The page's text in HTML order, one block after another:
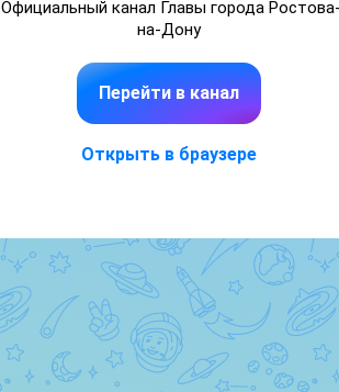
Официальный канал Главы города Ростова-
на-Дону
Перейти в канал
Открыть в браузере